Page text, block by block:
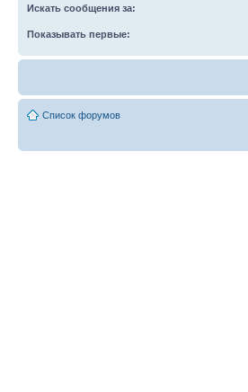
Искать сообщения за:
Показывать первые:
Список форумов